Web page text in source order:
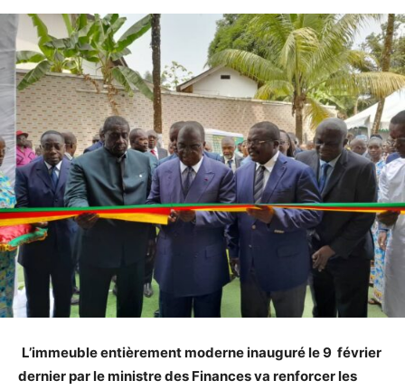
L’immeuble entièrement moderne inauguré le 9 février
dernier par le ministre des Finances va renforcer les